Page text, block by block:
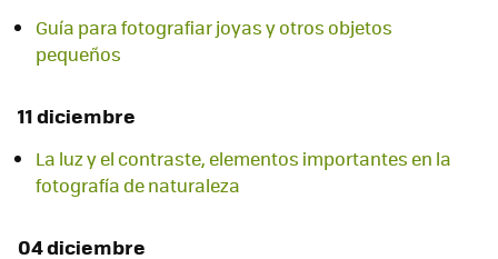
Guía para fotografiar joyas y otros objetos
pequeños
11 diciembre
La luz y el contraste, elementos importantes en la
fotografía de naturaleza
04 diciembre